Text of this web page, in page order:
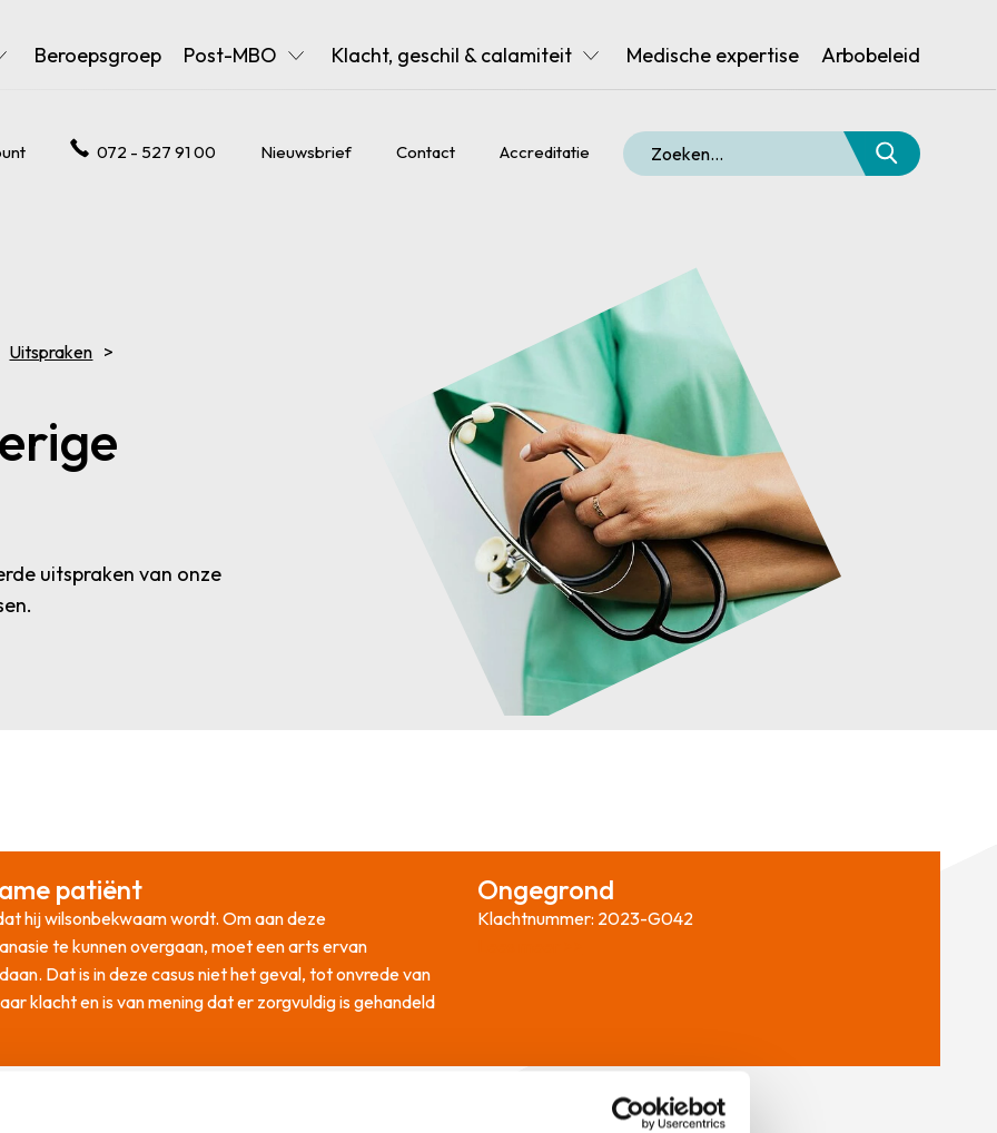
072 - 527 91 00 Nieuwsbrief Contact Accreditatie
Beroepsgroep Post-MBO Klacht, geschil & calamiteit Medische expertise Arbobeleid
Uitspraken
uitspraken van onze
patiënt
hij wilsonbekwaam wordt. Om aan deze
te kunnen overgaan, moet een arts ervan
Dat is in deze casus niet het geval, tot onvrede van
klacht en is van mening dat er zorgvuldig is gehandeld
Ongegrond
Klachtnummer: 2023-G042